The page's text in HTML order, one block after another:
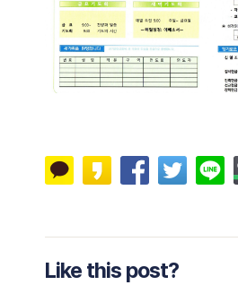
Like this post?